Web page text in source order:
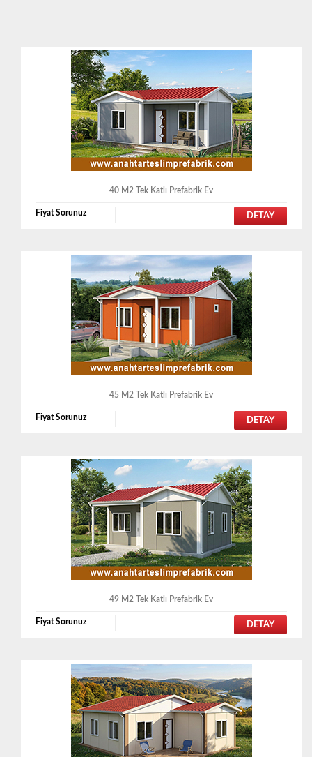
40 M2 Tek Katlı Prefabrik Ev
Fiyat Sorunuz DETAY
45 M2 Tek Katlı Prefabrik Ev
Fiyat Sorunuz DETAY
49 M2 Tek Katlı Prefabrik Ev
Fiyat Sorunuz DETAY